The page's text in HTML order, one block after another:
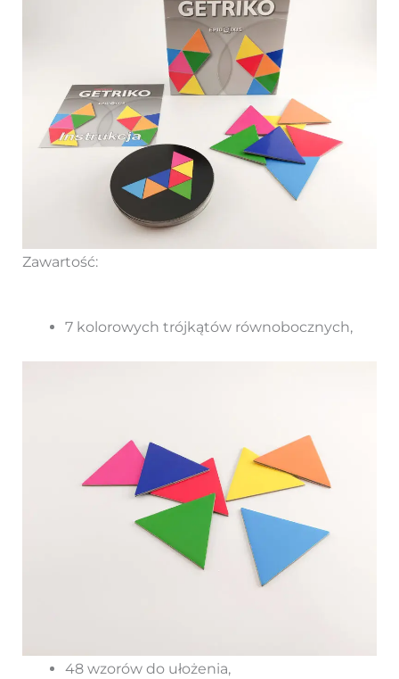
Zawartość:
7 kolorowych trójkątów równobocznych,
48 wzorów do ułożenia,